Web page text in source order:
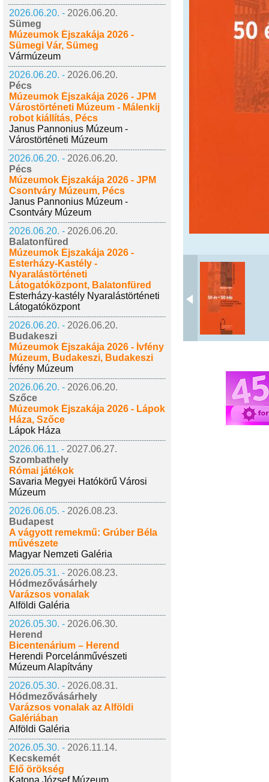
2026.06.20. - 2026.06.20.
Sümeg
Múzeumok Éjszakája 2026 -
Sümegi Vár, Sümeg
Vármúzeum
2026.06.20. - 2026.06.20.
Pécs
Múzeumok Éjszakája 2026 - JPM
Várostörténeti Múzeum - Málenkij
robot kiállítás, Pécs
Janus Pannonius Múzeum -
Várostörténeti Múzeum
2026.06.20. - 2026.06.20.
Pécs
Múzeumok Éjszakája 2026 - JPM
Csontváry Múzeum, Pécs
Janus Pannonius Múzeum -
Csontváry Múzeum
2026.06.20. - 2026.06.20.
Balatonfüred
Múzeumok Éjszakája 2026 -
Esterházy-Kastély -
Nyaralástörténeti
Látogatóközpont, Balatonfüred
Esterházy-kastély Nyaralástörténeti
Látogatóközpont
2026.06.20. - 2026.06.20.
Budakeszi
Múzeumok Éjszakája 2026 - Ívfény
Múzeum, Budakeszi, Budakeszi
Ívfény Múzeum
2026.06.20. - 2026.06.20.
Szőce
Múzeumok Éjszakája 2026 - Lápok
Háza, Szőce
Lápok Háza
2026.06.11. - 2027.06.27.
Szombathely
Római játékok
Savaria Megyei Hatókörű Városi
Múzeum
2026.06.05. - 2026.08.23.
Budapest
A vágyott remekmű: Grúber Béla
művészete
Magyar Nemzeti Galéria
2026.05.31. - 2026.08.23.
Hódmezővásárhely
Varázsos vonalak
Alföldi Galéria
2026.05.30. - 2026.06.30.
Herend
Bicentenárium – Herend
Herendi Porcelánművészeti
Múzeum Alapítvány
2026.05.30. - 2026.08.31.
Hódmezővásárhely
Varázsos vonalak az Alföldi
Galériában
Alföldi Galéria
2026.05.30. - 2026.11.14.
Kecskemét
Élő örökség
Katona József Múzeum